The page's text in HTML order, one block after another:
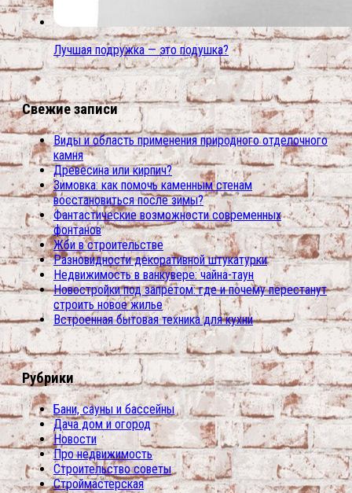
Лучшая подружка — это подушка?
Свежие записи
Виды и область применения природного отделочного
камня
Древесина или кирпич?
Зимовка: как помочь каменным стенам
восстановиться после зимы?
Фантастические возможности современных
фонтанов
Жби в строительстве
Разновидности декоративной штукатурки
Недвижимость в ванкувере: чайна-таун
Новостройки под запретом: где и почему перестанут
строить новое жилье
Встроенная бытовая техника для кухни
Рубрики
Бани, сауны и бассейны
Дача дом и огород
Новости
Про недвижимость
Строительство советы
Строймастерская